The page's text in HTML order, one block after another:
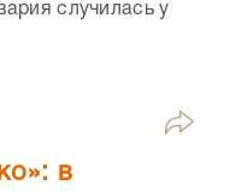
случилась у
в